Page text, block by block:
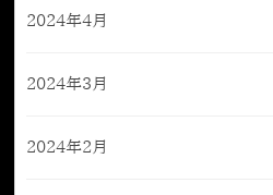
2024年4月
2024年3月
2024年2月